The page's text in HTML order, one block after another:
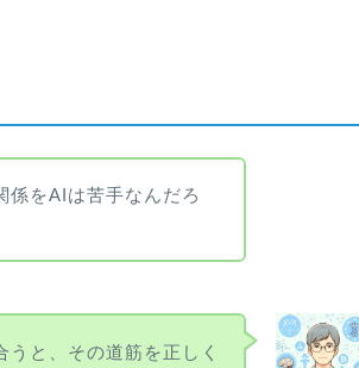
係をAIは苦手なんだろ
と、その道筋を正しく